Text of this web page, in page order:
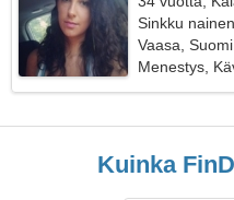
Sinkku
Vaasa, Suomi
Menestys,
Kuinka